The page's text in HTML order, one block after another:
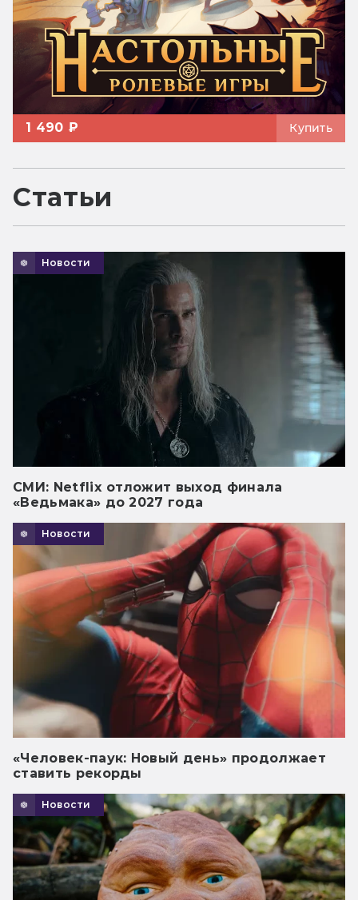
1 490 ₽ Купить
Статьи
Новости
СМИ: Netflix отложит выход финала
«Ведьмака» до 2027 года
Новости
«Человек-паук: Новый день» продолжает
ставить рекорды
Новости